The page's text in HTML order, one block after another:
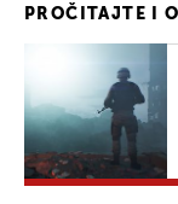
PROČITAJTE I